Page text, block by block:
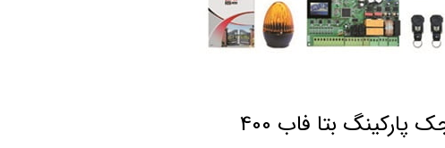
پارکینگ بتا فاب 400